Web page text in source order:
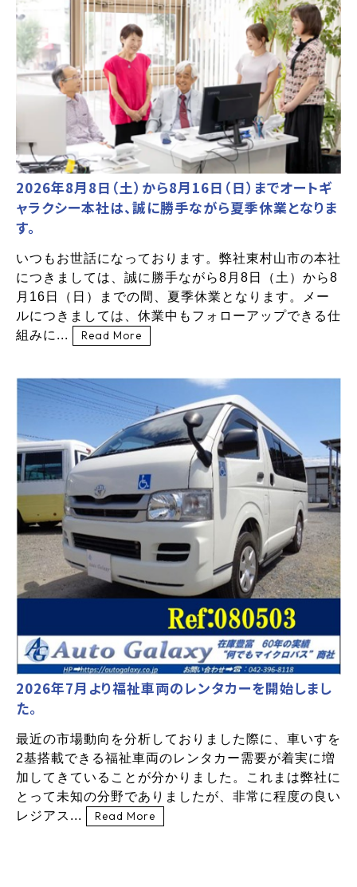
2026年8月8日（土）から8月16日（日）までオートギ
ャラクシー本社は、誠に勝手ながら夏季休業となりま
す。
いつもお世話になっております。弊社東村山市の本社
につきましては、誠に勝手ながら8月8日（土）から8
月16日（日）までの間、夏季休業となります。メー
ルにつきましては、休業中もフォローアップできる仕
組みに...
Read More
2026年7月より福祉車両のレンタカーを開始しまし
た。
最近の市場動向を分析しておりました際に、車いすを
2基搭載できる福祉車両のレンタカー需要が着実に増
加してきていることが分かりました。これまは弊社に
とって未知の分野でありましたが、非常に程度の良い
レジアス...
Read More